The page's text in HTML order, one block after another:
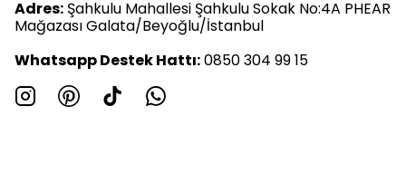
Adres: Şahkulu Mahallesi Şahkulu Sokak No:4A PHEAR
Mağazası Galata/Beyoğlu/İstanbul
Whatsapp Destek Hattı:0850 304 99 15